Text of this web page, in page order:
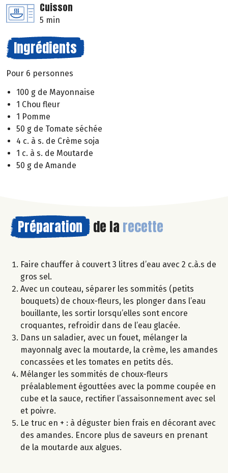
Cuisson
5 min
Ingrédients
Pour 6 personnes
100 g de Mayonnaise
1 Chou fleur
1 Pomme
50 g de Tomate séchée
4 c. à s. de Crème soja
1 c. à s. de Moutarde
50 g de Amande
Préparation de la recette
Faire chauffer à couvert 3 litres d’eau avec 2 c.à.s de
gros sel.
Avec un couteau, séparer les sommités (petits
bouquets) de choux-fleurs, les plonger dans l’eau
bouillante, les sortir lorsqu’elles sont encore
croquantes, refroidir dans de l’eau glacée.
Dans un saladier, avec un fouet, mélanger la
mayonnalg avec la moutarde, la crème, les amandes
concassées et les tomates en petits dés.
Mélanger les sommités de choux-fleurs
préalablement égouttées avec la pomme coupée en
cube et la sauce, rectifier l’assaisonnement avec sel
et poivre.
Le truc en + : à déguster bien frais en décorant avec
des amandes. Encore plus de saveurs en prenant
de la moutarde aux algues.